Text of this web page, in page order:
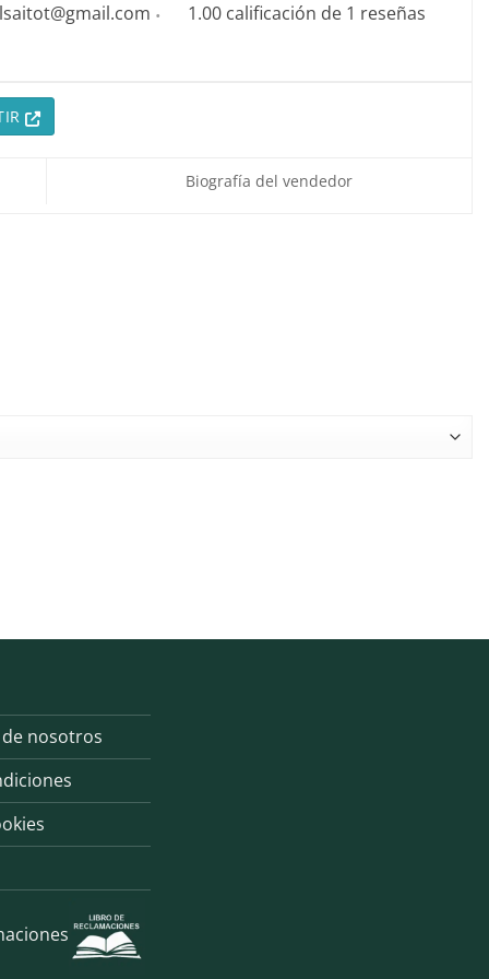
1.00 calificación de 1 reseñas
Biografía del vendedor
de nosotros